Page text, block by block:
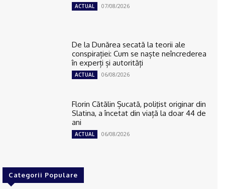
ACTUAL 07/08/2026
De la Dunărea secată la teorii ale
conspirației: Cum se naște neîncrederea
în experți și autorități
ACTUAL 06/08/2026
Florin Cătălin Șucată, poliţist originar din
Slatina, a încetat din viață la doar 44 de
ani
ACTUAL 06/08/2026
Categorii Populare